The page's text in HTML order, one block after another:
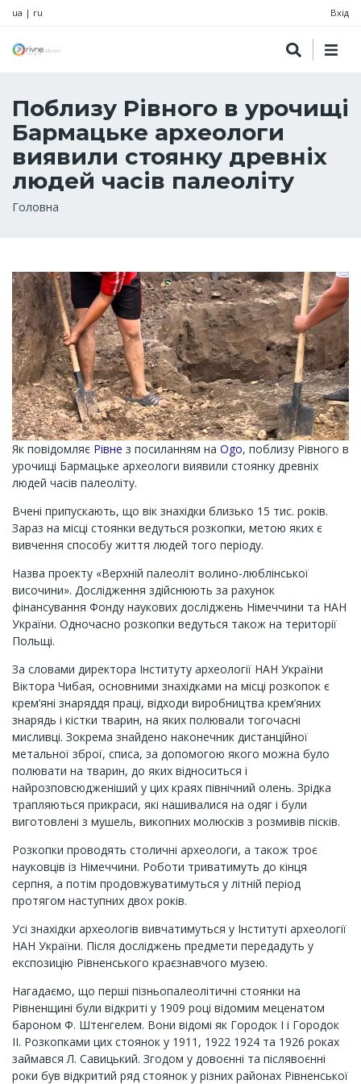
ua | ru Вхід
Поблизу Рівного в урочищі
Бармацьке археологи
виявили стоянку древніх
людей часів палеоліту
Рядок
Головна
Як повідомляє Рівне з посиланням на Ogo, поблизу Рівного в
урочищі Бармацьке археологи виявили стоянку древніх
людей часів палеоліту.
Вчені припускають, що вік знахідки близько 15 тис. років.
Зараз на місці стоянки ведуться розкопки, метою яких є
вивчення способу життя людей того періоду.
Назва проекту «Верхній палеоліт волино-люблінської
височини». Дослідження здійснюють за рахунок
фінансування Фонду наукових досліджень Німеччини та НАН
України. Одночасно розкопки ведуться також на території
Польщі.
За словами директора Інституту археології НАН України
Віктора Чибая, основними знахідками на місці розкопок є
крем’яні знаряддя праці, відходи виробництва крем’яних
знарядь і кістки тварин, на яких полювали тогочасні
мисливці. Зокрема знайдено наконечник дистанційної
метальної зброї, списа, за допомогою якого можна було
полювати на тварин, до яких відноситься і
найрозповсюдженіший у цих краях північний олень. Зрідка
трапляються прикраси, які нашивалися на одяг і були
виготовлені з мушель, викопних молюсків з розмивів пісків.
Розкопки проводять столичні археологи, а також троє
науковців із Німеччини. Роботи триватимуть до кінця
серпня, а потім продовжуватимуться у літній період
протягом наступних двох років.
Усі знахідки археологів вивчатимуться у Інституті археології
НАН України. Після досліджень предмети передадуть у
експозицію Рівненського краєзнавчого музею.
Нагадаємо, що перші пізньопалеолітичні стоянки на
Рівненщині були відкриті у 1909 році відомим меценатом
бароном Ф. Штенгелем. Вони відомі як Городок I і Городок
II. Розкопками цих стоянок у 1911, 1922 1924 та 1926 роках
займався Л. Савицький. Згодом у довоєнні та післявоєнні
роки був відкритий ряд стоянок у різних районах Рівненської